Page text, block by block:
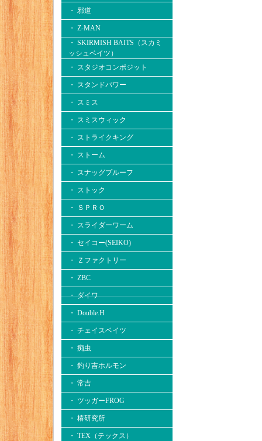
・ 邪道
・ Z-MAN
・ SKIRMISH BAITS（スカミ
ッシュベイツ）
・ スタジオコンポジット
・ スタンドパワー
・ スミス
・ スミスウィック
・ ストライクキング
・ ストーム
・ スナッグプルーフ
・ ストック
・ ＳＰＲＯ
・ スライダーワーム
・ セイコー(SEIKO)
・ Ｚファクトリー
・ ZBC
・ ダイワ
・ Double.H
・ チェイスベイツ
・ 痴虫
・ 釣り吉ホルモン
・ 常吉
・ ツッガーFROG
・ 椿研究所
・ TEX（テックス）